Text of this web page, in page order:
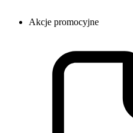
Akcje promocyjne